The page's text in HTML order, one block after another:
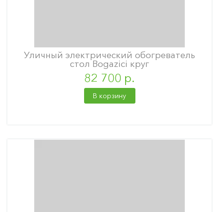
Уличный электрический обогреватель
стол Bogazici круг
82 700 р.
В корзину